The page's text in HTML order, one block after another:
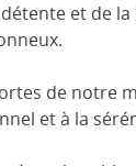
et de
de notre
et à la